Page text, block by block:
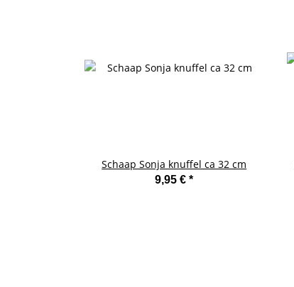
Schaap Sonja knuffel ca 32 cm
9,95 €*